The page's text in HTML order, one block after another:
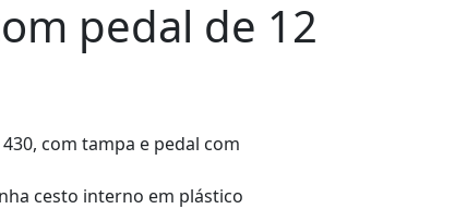
pedal de 12
com tampa e pedal com
cesto interno em plástico